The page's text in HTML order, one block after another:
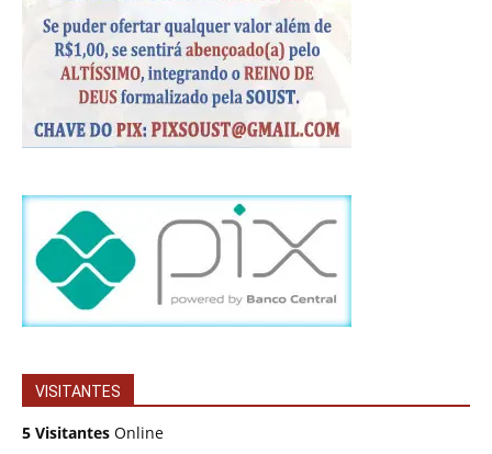
VISITANTES
5 Visitantes Online